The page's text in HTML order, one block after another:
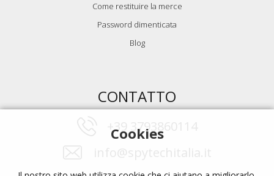
Come restituire la merce
Password dimenticata
Blog
CONTATTO
+39 3793860114
Cookies